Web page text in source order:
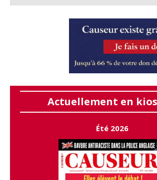
Actuellement en
Été 2026